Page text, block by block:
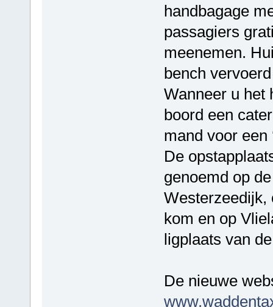
handbagage
passagiers
meenemen.
bench
Wanneer u het
boord een
mand voor een
De
genoemd op
Westerzeedijk,
kom en op
ligplaats van
De nieuwe